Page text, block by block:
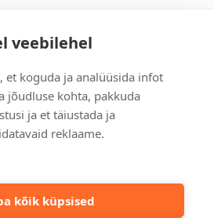
veebilehel
et koguda ja analüüsida infot
jõudluse kohta, pakkuda
ja et täiustada ja
reklaame.
kõik küpsised